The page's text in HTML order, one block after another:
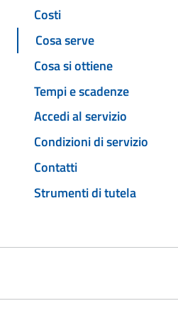
Costi
Cosa serve
Cosa si ottiene
Tempi e scadenze
Accedi al servizio
Condizioni di servizio
Contatti
Strumenti di tutela